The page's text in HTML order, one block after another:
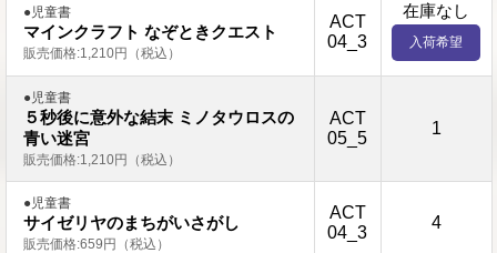
●児童書
マインクラフト なぞときクエスト
販売価格:1,210円（税込）
ACT
04_3
在庫なし
入荷希望
●児童書
５秒後に意外な結末 ミノタウロスの
青い迷宮
販売価格:1,210円（税込）
ACT
05_5
1
●児童書
サイゼリヤのまちがいさがし
販売価格:659円（税込）
ACT
04_3
4